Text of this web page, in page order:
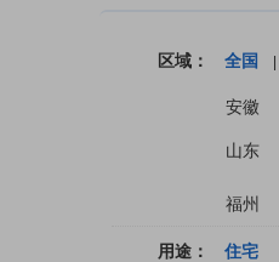
区域： 全国
安徽
山东
福州
用途： 住宅